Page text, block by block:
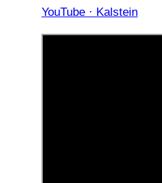
YouTube · Kalstein